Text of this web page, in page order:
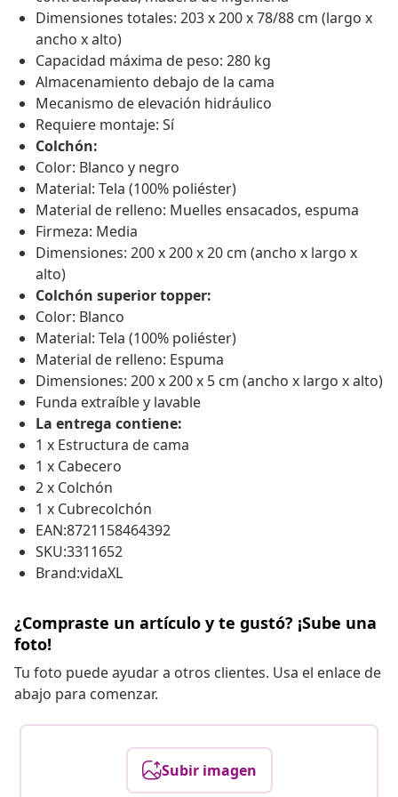
Dimensiones totales: 203 x 200 x 78/88 cm (largo x
ancho x alto)
Capacidad máxima de peso: 280 kg
Almacenamiento debajo de la cama
Mecanismo de elevación hidráulico
Requiere montaje: Sí
Colchón:
Color: Blanco y negro
Material: Tela (100% poliéster)
Material de relleno: Muelles ensacados, espuma
Firmeza: Media
Dimensiones: 200 x 200 x 20 cm (ancho x largo x
alto)
Colchón superior topper:
Color: Blanco
Material: Tela (100% poliéster)
Material de relleno: Espuma
Dimensiones: 200 x 200 x 5 cm (ancho x largo x alto)
Funda extraíble y lavable
La entrega contiene:
1 x Estructura de cama
1 x Cabecero
2 x Colchón
1 x Cubrecolchón
EAN:8721158464392
SKU:3311652
Brand:vidaXL
¿Compraste un artículo y te gustó? ¡Sube una
foto!
Tu foto puede ayudar a otros clientes. Usa el enlace de
abajo para comenzar.
Subir imagen